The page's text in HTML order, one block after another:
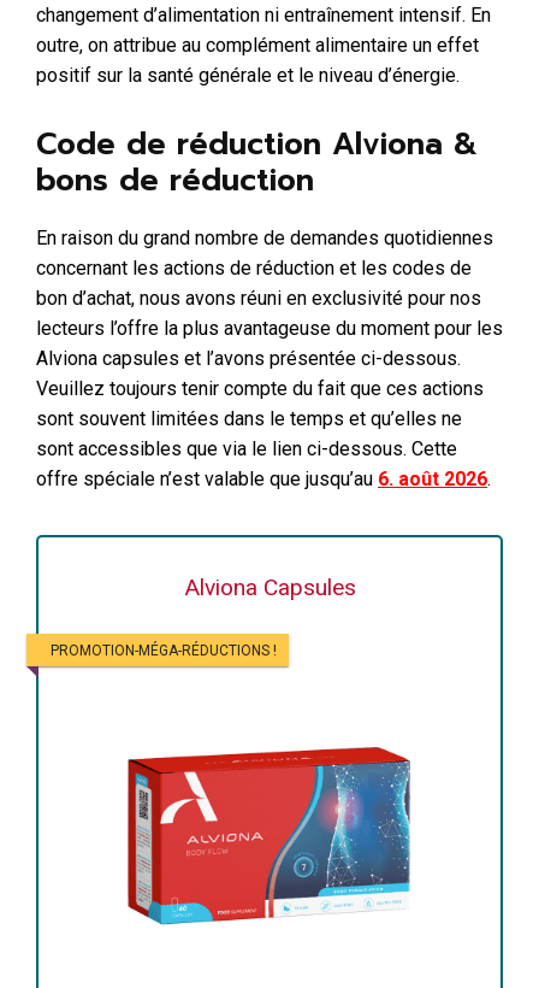
changement d’alimentation ni entraînement intensif. En
outre, on attribue au complément alimentaire un effet
positif sur la santé générale et le niveau d’énergie.
Code de réduction Alviona &
bons de réduction
En raison du grand nombre de demandes quotidiennes
concernant les actions de réduction et les codes de
bon d’achat, nous avons réuni en exclusivité pour nos
lecteurs l’offre la plus avantageuse du moment pour les
Alviona capsules et l’avons présentée ci-dessous.
Veuillez toujours tenir compte du fait que ces actions
sont souvent limitées dans le temps et qu’elles ne
sont accessibles que via le lien ci-dessous. Cette
offre spéciale n’est valable que jusqu’au 6. août 2026.
Alviona Capsules
PROMOTION-MÉGA-RÉDUCTIONS !